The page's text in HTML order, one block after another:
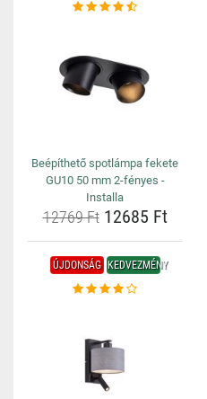
Beépíthető spotlámpa fekete
GU10 50 mm 2-fényes -
Installa
12769 Ft12685 Ft
ÚJDONSÁG KEDVEZMÉNY